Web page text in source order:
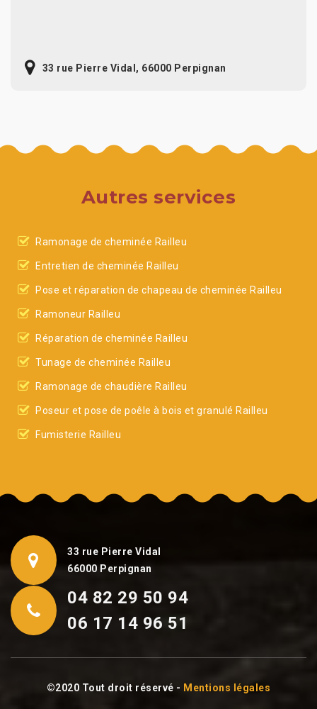
33 rue Pierre Vidal, 66000 Perpignan
Autres services
Ramonage de cheminée Railleu
Entretien de cheminée Railleu
Pose et réparation de chapeau de cheminée Railleu
Ramoneur Railleu
Réparation de cheminée Railleu
Tunage de cheminée Railleu
Ramonage de chaudière Railleu
Poseur et pose de poêle à bois et granulé Railleu
Fumisterie Railleu
33 rue Pierre Vidal
66000 Perpignan
04 82 29 50 94
06 17 14 96 51
©2020 Tout droit réservé - Mentions légales